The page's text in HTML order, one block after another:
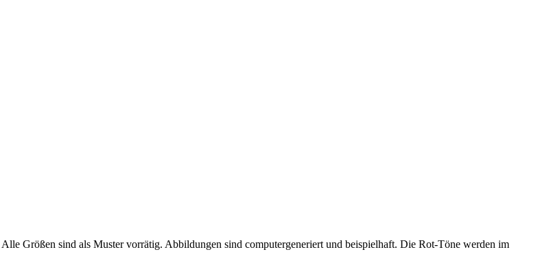
Größen sind als Muster vorrätig. Abbildungen sind computergeneriert und beispielhaft. Die Rot-Töne werden im